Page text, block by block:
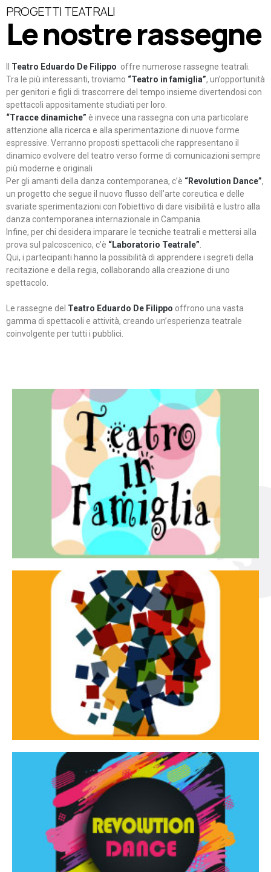
PROGETTI TEATRALI
Le nostre rassegne
Teatro Eduardo De Filippo offre numerose rassegne teatrali.
Tra le più interessanti, troviamo “Teatro in famiglia”, un’opportunità
per genitori e figli di trascorrere del tempo insieme divertendosi con
spettacoli appositamente studiati per loro.
“Tracce dinamiche” è invece una rassegna con una particolare
attenzione alla ricerca e alla sperimentazione di nuove forme
espressive. Verranno proposti spettacoli che rappresentano il
dinamico evolvere del teatro verso forme di comunicazioni sempre
più moderne e originali
Per gli amanti della danza contemporanea, c’è “Revolution Dance”,
un progetto che segue il nuovo flusso dell’arte coreutica e delle
svariate sperimentazioni con l’obiettivo di dare visibilità e lustro alla
danza contemporanea internazionale in Campania.
Infine, per chi desidera imparare le tecniche teatrali e mettersi alla
prova sul palcoscenico, c’è “Laboratorio Teatrale”
Qui, i partecipanti hanno la possibilità di apprendere i segreti della
recitazione e della regia, collaborando alla creazione di uno
spettacolo.
Le rassegne del Teatro Eduardo De Filippo offrono una vasta
gamma di spettacoli e attività, creando un’esperienza teatrale
coinvolgente per tutti i pubblici.
Teatro in famiglia
Teatro In Famiglia è una rassegna di teatro concepita
per far condividere e godere del teatro all’intera
famiglia.
Continua
Tracce dinamiche
Tracce Dinamiche è una rassegna di teatro
d’innovazione e sperimentale.
Continua
Revolution Dance
Rassegna di danza contemporanea – I Edizione